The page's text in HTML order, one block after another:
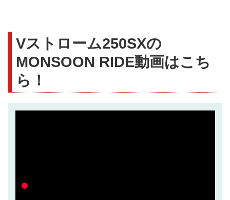
Vストローム250SXの
MONSOON RIDE動画はこち
ら！